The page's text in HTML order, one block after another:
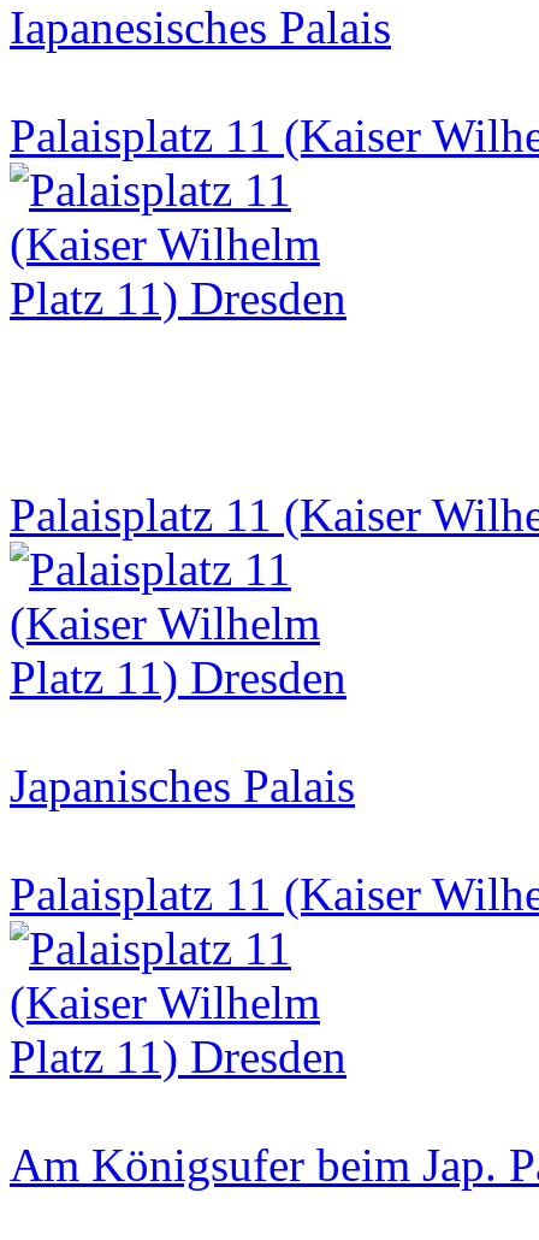
Iapanesisches Palais
Palaisplatz 11 (Kaiser
Palaisplatz 11 (Kaiser
Japanisches Palais
Palaisplatz 11 (Kaiser
Am Königsufer beim Jap.